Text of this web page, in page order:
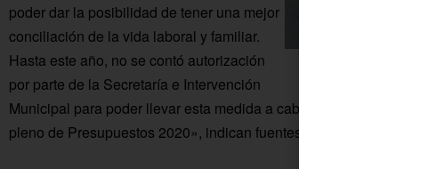
poder dar la posibilidad de tener una mejor
conciliación de la vida laboral y familiar.
Hasta este año, no se contó autorización
por parte de la Secretaría e Intervención
Municipal para poder llevar esta medida a cabo. Finalmente, la
pleno de Presupuestos 2020», indican fuentes municipales.